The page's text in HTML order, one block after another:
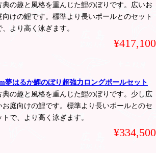
典の趣と風格を重んじた鯉のぼりです。広いお
向けの鯉です。標準より長いポールとのセット
、より高く泳ぎます。
¥417,100
夢はるか鯉のぼり超強力ロングポールセット
典の趣と風格を重んじた鯉のぼりです。少し広
お庭向けの鯉です。標準より長いポールとのセ
トで、より高く泳ぎます。
¥334,500